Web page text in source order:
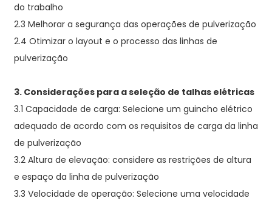
do trabalho
2.3 Melhorar a segurança das operações de pulverização
2.4 Otimizar o layout e o processo das linhas de
pulverização
3. Considerações para a seleção de talhas elétricas
3.1 Capacidade de carga: Selecione um guincho elétrico
adequado de acordo com os requisitos de carga da linha
de pulverização
3.2 Altura de elevação: considere as restrições de altura
e espaço da linha de pulverização
3.3 Velocidade de operação: Selecione uma velocidade